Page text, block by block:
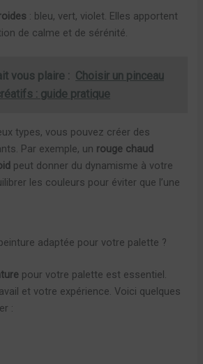
: bleu, vert, violet. Elles apportent
de calme et de sérénité.
vous plaire : Choisir un pinceau
: guide pratique
types, vous pouvez créer des
Par exemple, un rouge chaud
peut donner du dynamisme à votre
les couleurs pour éviter que l’une
adaptée pour votre palette ?
pour votre palette est essentiel.
et votre expérience. Voici quelques
: